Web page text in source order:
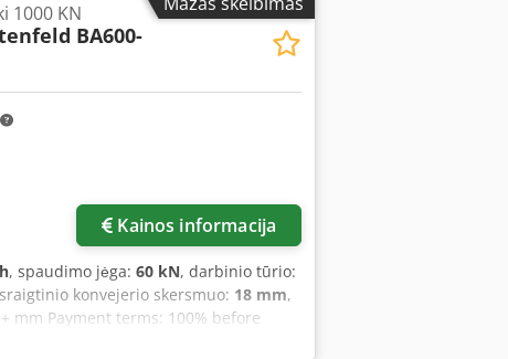
1000 KN
BA600-
Kainos informacija
, spaudimo jėga: 60 kN, darbinio tūrio:
konvejerio skersmuo: 18 mm,
mm Payment terms: 100% before
Battenfeld Model: BA600-